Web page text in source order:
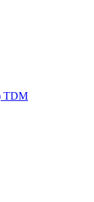
TDM